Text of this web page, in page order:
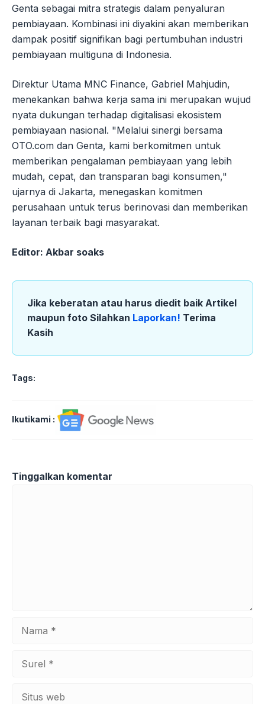
Genta sebagai mitra strategis dalam penyaluran
pembiayaan. Kombinasi ini diyakini akan memberikan
dampak positif signifikan bagi pertumbuhan industri
pembiayaan multiguna di Indonesia.
Direktur Utama MNC Finance, Gabriel Mahjudin,
menekankan bahwa kerja sama ini merupakan wujud
nyata dukungan terhadap digitalisasi ekosistem
pembiayaan nasional. "Melalui sinergi bersama
OTO.com dan Genta, kami berkomitmen untuk
memberikan pengalaman pembiayaan yang lebih
mudah, cepat, dan transparan bagi konsumen,"
ujarnya di Jakarta, menegaskan komitmen
perusahaan untuk terus berinovasi dan memberikan
layanan terbaik bagi masyarakat.
Editor: Akbar soaks
Jika keberatan atau harus diedit baik Artikel
maupun foto Silahkan Laporkan! Terima
Kasih
Tags:
Ikutikami :
Tinggalkan komentar